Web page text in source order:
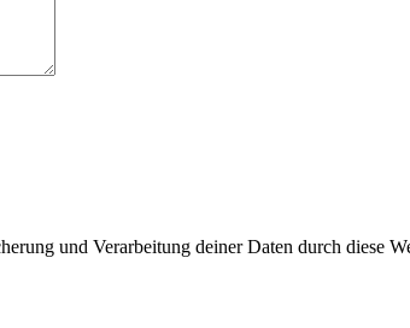
und Verarbeitung deiner Daten durch diese